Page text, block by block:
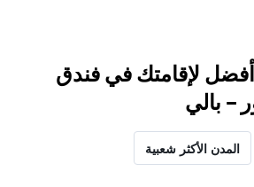
أفضل لإقامتك في فندق
– بالي
المدن الأكثر شعبية